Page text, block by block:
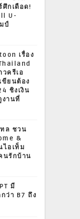
กเดือด!
U-
ป์
เรื่อง
Thailand
ครีเอ
ขียนต้อง
ชิงเงิน
งานที่
ล ชวน
&
อเท็ม
นรักบ้าน
มี
ว่า B7 ถึง